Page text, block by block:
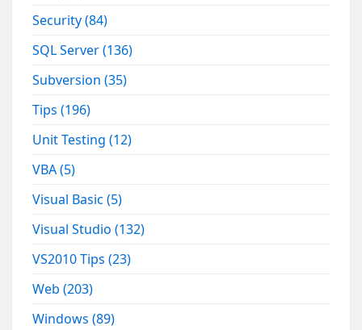
Security(84)
SQL Server(136)
Subversion(35)
Tips(196)
Unit Testing(12)
VBA(5)
Visual Basic(5)
Visual Studio(132)
VS2010 Tips(23)
Web(203)
Windows(89)